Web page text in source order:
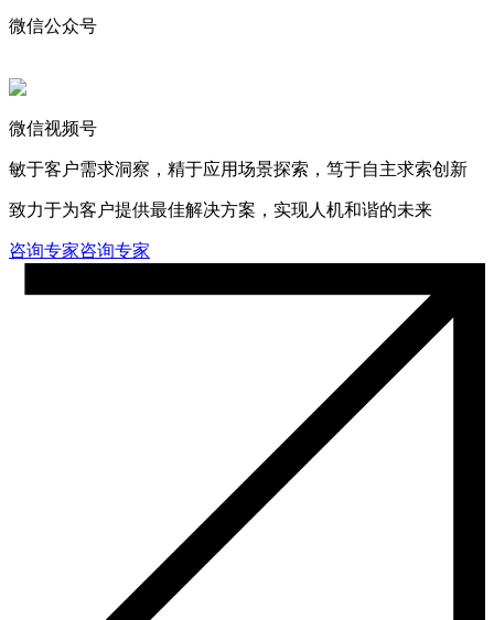
微信公众号
微信视频号
敏于客户需求洞察，精于应用场景探索，笃于自主求索创新
致力于为客户提供最佳解决方案，实现人机和谐的未来
咨询专家咨询专家